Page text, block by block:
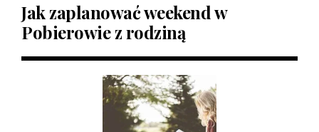
Jak zaplanować weekend w
Pobierowie z rodziną